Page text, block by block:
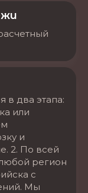
в два этапа:
или
и
2. По всей
регион
с
Мы